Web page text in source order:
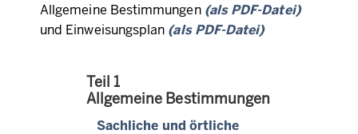
einzelnen
Seiten
Allgemeine Bestimmungen (als PDF-Datei)
und Einweisungsplan (als PDF-Datei)
Teil 1
Allgemeine Bestimmungen
Sachliche und örtliche